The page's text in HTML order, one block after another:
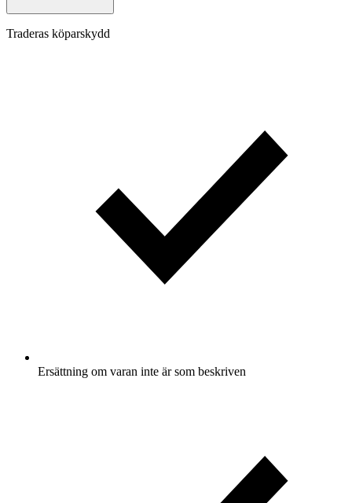
Traderas köparskydd
Ersättning om varan inte är som beskriven